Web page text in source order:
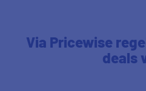
Via Pricewise
deals